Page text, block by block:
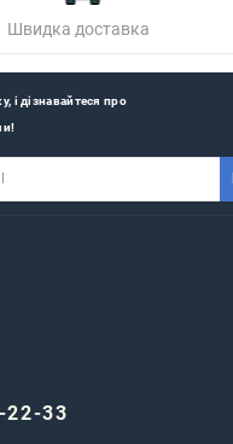
Швидка доставка
і дізнавайтеся про
22-33